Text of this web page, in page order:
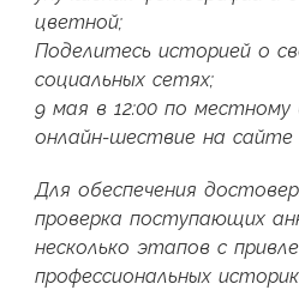
цветной;
Поделитесь историей о
социальных сетях;
9 мая в 12:00 по
онлайн-шествие на сайте
Для обеспечения
проверка поступающих
несколько этапов с
профессиональных